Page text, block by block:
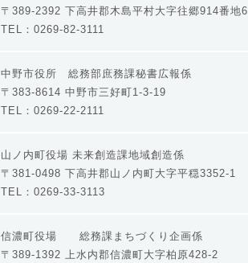
〒389-2392 下高井郡木島平村大字往郷914番地6
TEL：0269-82-3111
中野市役所 総務部庶務課秘書広報係
〒383-8614 中野市三好町1-3-19
TEL：0269-22-2111
山ノ内町役場 未来創造課地域創造係
〒381-0498 下高井郡山ノ内町大字平穏3352-1
TEL：0269-33-3113
信濃町役場 総務課まちづくり企画係
〒389-1392 上水内郡信濃町大字柏原428-2